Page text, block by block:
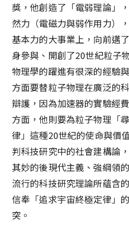
獎，他創造了「電弱理論」
然力（電磁力與弱作用力）
基本力的大事業上，向前邁
身參與、開創了20世紀粒子
物理學的躍進有很深的經驗
方面要替粒子物理在廣泛的
辯護，因為加速器的實驗經
方面，他則要為粒子物理「
律」這種20世紀的使命與價
判科技研究中的社會建構論
其妙的後現代主義、強綱領
流行的科技研究理論所蘊含
信奉「追求宇宙終極定律」
突。